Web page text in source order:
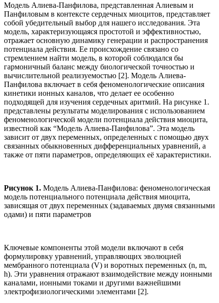
Модель Алиева-Панфилова, представленная Алиевым и
Панфиловым в контексте сердечных миоцитов, представляет
собой убедительный выбор для нашего исследования. Эта
модель, характеризующаяся простотой и эффективностью,
отражает основную динамику генерации и распространения
потенциала действия. Ее происхождение связано со
стремлением найти модель, в которой соблюдался бы
гармоничный баланс между биологической точностью и
вычислительной реализуемостью [2]. Модель Алиева-
Панфилова включает в себя феноменологические описания
кинетики ионных каналов, что делает ее особенно
подходящей для изучения сердечных аритмий. На рисунке 1.
представлены результаты моделирования с использованием
феноменологической модели потенциала действия миоцита,
известной как “Модель Алиева-Панфилова”. Эта модель
зависит от двух переменных, определенных с помощью двух
связанных обыкновенных дифференциальных уравнений, а
также от пяти параметров, определяющих её характеристики.
Рисунок 1. Модель Алиева-Панфилова: феноменологическая
модель потенциального потенциала действия миоцита,
зависящая от двух переменных (задаваемых двумя связанными
одами) и пяти параметров
Ключевые компоненты этой модели включают в себя
формулировку уравнений, управляющих эволюцией
мембранного потенциала (V) и воротных переменных (n, m,
h). Эти уравнения отражают взаимодействие между ионными
каналами, ионными токами и другими важнейшими
электрофизиологическими элементами [2].